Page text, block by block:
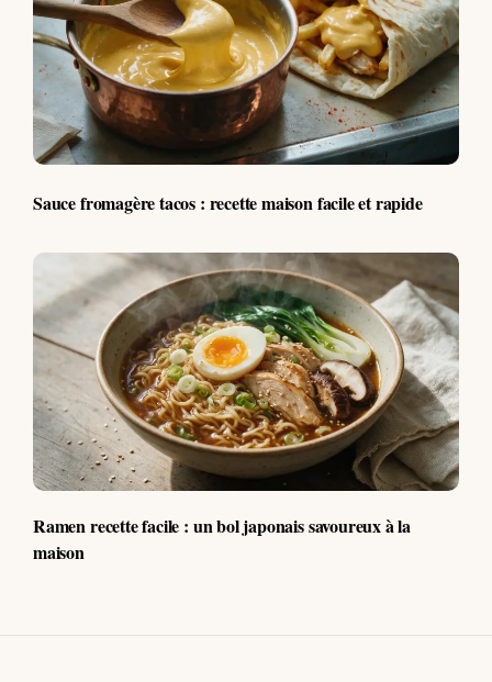
Sauce fromagère tacos : recette maison facile et rapide
Ramen recette facile : un bol japonais savoureux à la
maison